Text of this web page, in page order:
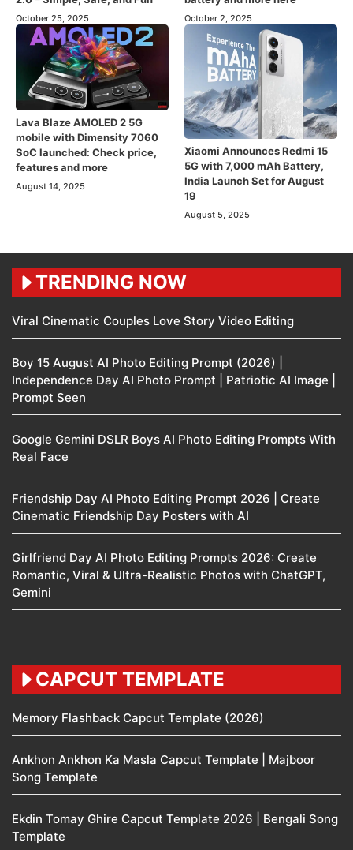
October 25, 2025 October 2, 2025
Lava Blaze AMOLED 2 5G
mobile with Dimensity 7060
SoC launched: Check price,
features and more
August 14, 2025
Xiaomi Announces Redmi 15
5G with 7,000 mAh Battery,
India Launch Set for August
19
August 5, 2025
TRENDING NOW
Viral Cinematic Couples Love Story Video Editing
Boy 15 August AI Photo Editing Prompt (2026) |
Independence Day AI Photo Prompt | Patriotic AI Image |
Prompt Seen
Google Gemini DSLR Boys AI Photo Editing Prompts With
Real Face
Friendship Day AI Photo Editing Prompt 2026 | Create
Cinematic Friendship Day Posters with AI
Girlfriend Day AI Photo Editing Prompts 2026: Create
Romantic, Viral & Ultra-Realistic Photos with ChatGPT,
Gemini
CAPCUT TEMPLATE
Memory Flashback Capcut Template (2026)
Ankhon Ankhon Ka Masla Capcut Template | Majboor
Song Template
Ekdin Tomay Ghire Capcut Template 2026 | Bengali Song
Template